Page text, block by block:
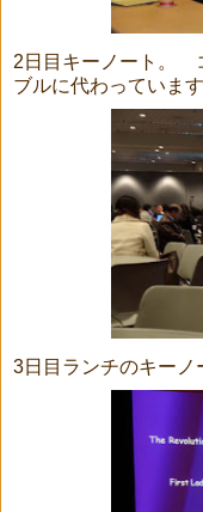
2日目キーノート。
ブルに代わっています
3日目ランチのキーノ